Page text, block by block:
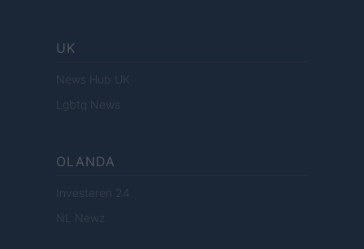
UK
News Hub UK
Lgbtq News
OLANDA
Investeren 24
NL Newz